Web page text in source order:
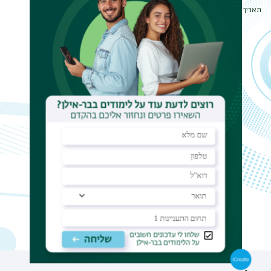
תאריך עדכון אחרון : 14/06/2026